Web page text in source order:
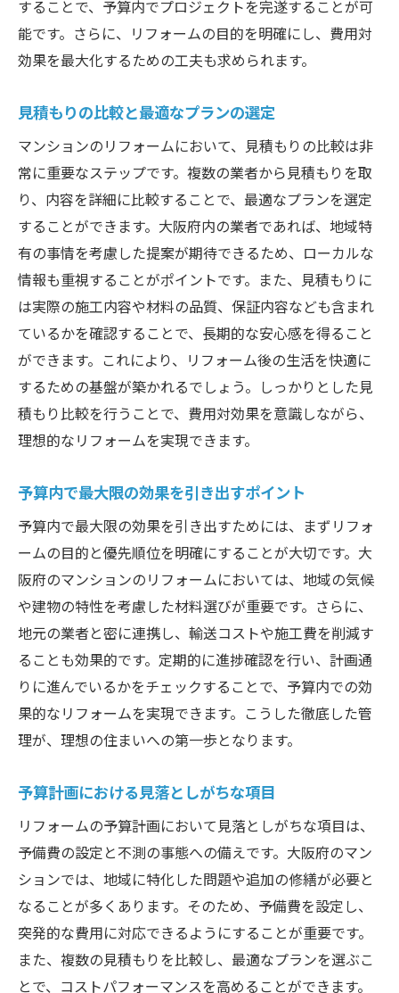
することで、予算内でプロジェクトを完遂することが可
能です。さらに、リフォームの目的を明確にし、費用対
効果を最大化するための工夫も求められます。
見積もりの比較と最適なプランの選定
マンションのリフォームにおいて、見積もりの比較は非
常に重要なステップです。複数の業者から見積もりを取
り、内容を詳細に比較することで、最適なプランを選定
することができます。大阪府内の業者であれば、地域特
有の事情を考慮した提案が期待できるため、ローカルな
情報も重視することがポイントです。また、見積もりに
は実際の施工内容や材料の品質、保証内容なども含まれ
ているかを確認することで、長期的な安心感を得ること
ができます。これにより、リフォーム後の生活を快適に
するための基盤が築かれるでしょう。しっかりとした見
積もり比較を行うことで、費用対効果を意識しながら、
理想的なリフォームを実現できます。
予算内で最大限の効果を引き出すポイント
予算内で最大限の効果を引き出すためには、まずリフォ
ームの目的と優先順位を明確にすることが大切です。大
阪府のマンションのリフォームにおいては、地域の気候
や建物の特性を考慮した材料選びが重要です。さらに、
地元の業者と密に連携し、輸送コストや施工費を削減す
ることも効果的です。定期的に進捗確認を行い、計画通
りに進んでいるかをチェックすることで、予算内での効
果的なリフォームを実現できます。こうした徹底した管
理が、理想の住まいへの第一歩となります。
予算計画における見落としがちな項目
リフォームの予算計画において見落としがちな項目は、
予備費の設定と不測の事態への備えです。大阪府のマン
ションでは、地域に特化した問題や追加の修繕が必要と
なることが多くあります。そのため、予備費を設定し、
突発的な費用に対応できるようにすることが重要です。
また、複数の見積もりを比較し、最適なプランを選ぶこ
とで、コストパフォーマンスを高めることができます。